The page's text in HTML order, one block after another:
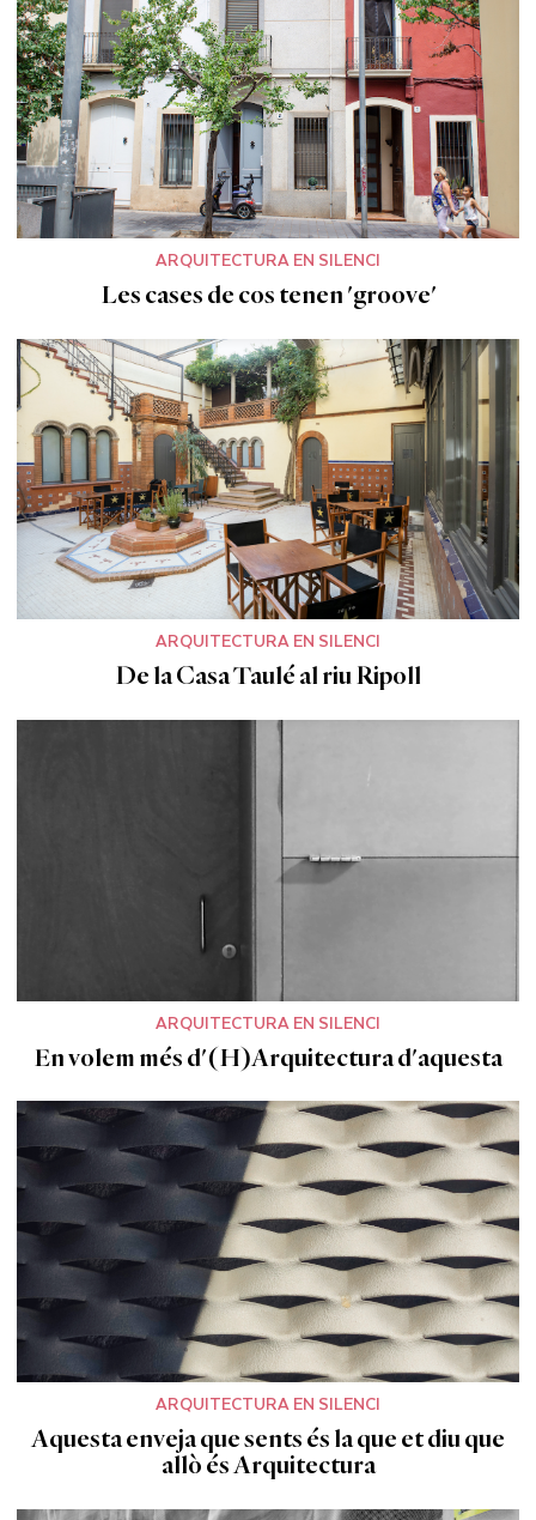
ARQUITECTURA EN SILENCI
Les cases de cos tenen 'groove'
ARQUITECTURA EN SILENCI
De la Casa Taulé al riu Ripoll
ARQUITECTURA EN SILENCI
En volem més d'(H)Arquitectura d'aquesta
ARQUITECTURA EN SILENCI
Aquesta enveja que sents és la que et diu que
allò és Arquitectura